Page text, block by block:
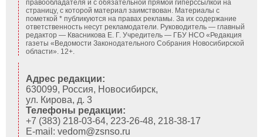
правообладателя и с обязательной прямой гиперссылкой на
страницу, с которой материал заимствован. Материалы с
пометкой * публикуются на правах рекламы. За их содержание
ответственность несут рекламодатели. Руководитель — главный
редактор — Квасникова Е. Г. Учредитель — ГБУ НСО «Редакция
газеты «Ведомости Законодательного Собрания Новосибирской
области». 12+.
Адрес редакции:
630099, Россия, Новосибирск,
ул. Кирова, д. 3
Телефоны редакции:
+7 (383) 218-03-64, 223-26-48, 218-38-17
E-mail: vedom@zsnso.ru